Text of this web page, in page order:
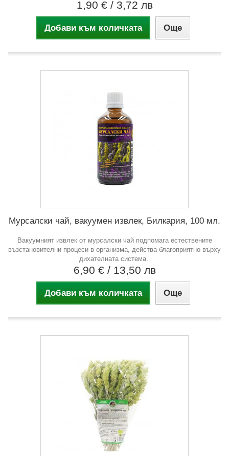
1,90 € / 3,72 лв
Добави към количката Още
Мурсалски чай, вакуумен извлек, Билкария, 100 мл.
Вакуумният извлек от мурсалски чай подпомага естествените
възстановителни процеси в организма, действа благоприятно върху
дихателната система.
6,90 € / 13,50 лв
Добави към количката Още